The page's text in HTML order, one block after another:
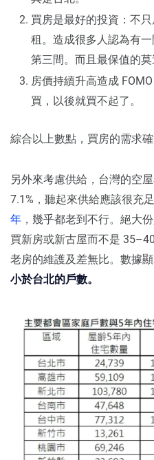
買房是最好的投資：不
租。造成很多人認為有一
第三間。而且最保值的莫
房價持續升高造成
買，以後就買不起了。
綜合以上數點，買房的需求確
另外來考慮供給，台灣的空
7.1%，聽起來供給應該很充
年 ，幾乎都老到不行。絕大
買新房或新古屋而不是
老房的維護及差無比。數據顯
小於台北的戶數。